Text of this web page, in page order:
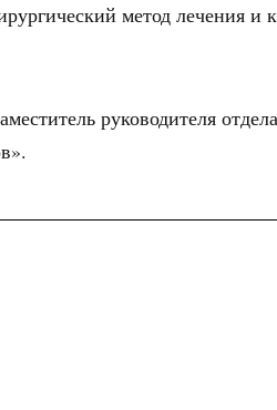
метод лечения и
руководителя